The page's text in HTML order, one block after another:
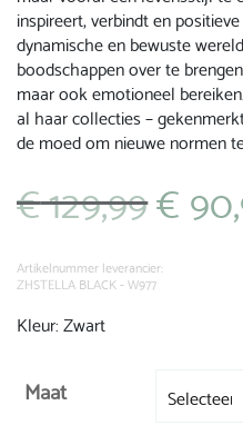
inspireert, verbindt en
dynamische en bewuste
boodschappen over te
maar ook emotioneel
al haar collecties –
de moed om nieuwe normen
€129,99 prijs
€ 129,99.
€
Artikelnummer leverancier:
ZHSTELLA BLACK - W977
Kleur: Zwart
Maat